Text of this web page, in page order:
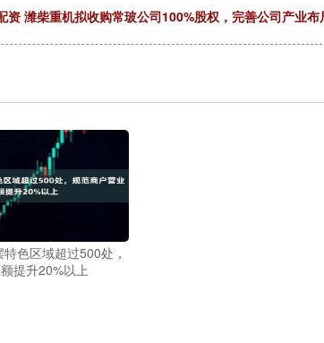
资 潍柴重机拟收购常玻公司100%股权，完善公司产业布
色区域超过500处，
提升20%以上